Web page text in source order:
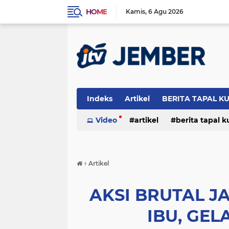
HOME Kamis 6 Agu 2026
Indeks Artikel BERITA TAPAL
PERISTIWA
Video artikel berita tapal
› Artikel
AKSI BRUTAL
IBU,